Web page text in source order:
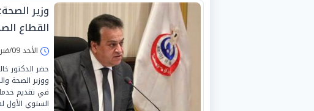
وزير
القطاع
الأحد 09/فبراير/2025 - 05:10 م
حضر الدكتور
ووزير الصحة
في تقديم
السنوي الأول